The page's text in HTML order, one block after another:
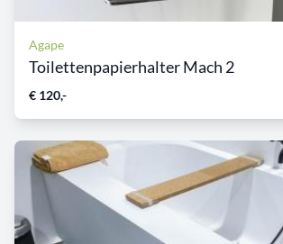
Agape
Toilettenpapierhalter Mach 2
€ 120,-